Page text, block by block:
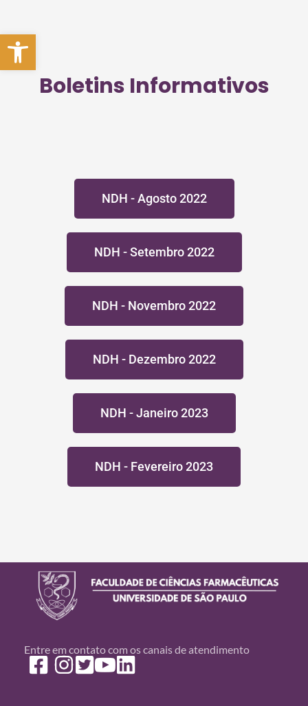
Abrir a barra de ferramentas
Boletins Informativos
NDH - Agosto 2022
NDH - Setembro 2022
NDH - Novembro 2022
NDH - Dezembro 2022
NDH - Janeiro 2023
NDH - Fevereiro 2023
Entre em contato com os canais de atendimento